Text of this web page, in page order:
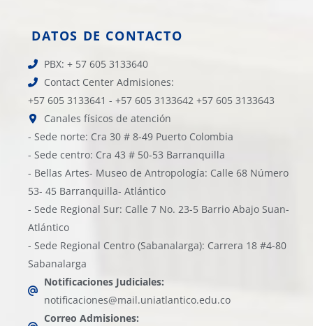
DATOS DE CONTACTO
PBX: + 57 605 3133640
Contact Center Admisiones:
+57 605 3133641 - +57 605 3133642 +57 605 3133643
Canales físicos de atención
- Sede norte: Cra 30 # 8-49 Puerto Colombia
- Sede centro: Cra 43 # 50-53 Barranquilla
- Bellas Artes- Museo de Antropología: Calle 68 Número
53- 45 Barranquilla- Atlántico
- Sede Regional Sur: Calle 7 No. 23-5 Barrio Abajo Suan-
Atlántico
- Sede Regional Centro (Sabanalarga): Carrera 18 #4-80
Sabanalarga
Notificaciones Judiciales:
notificaciones@mail.uniatlantico.edu.co
Correo Admisiones: